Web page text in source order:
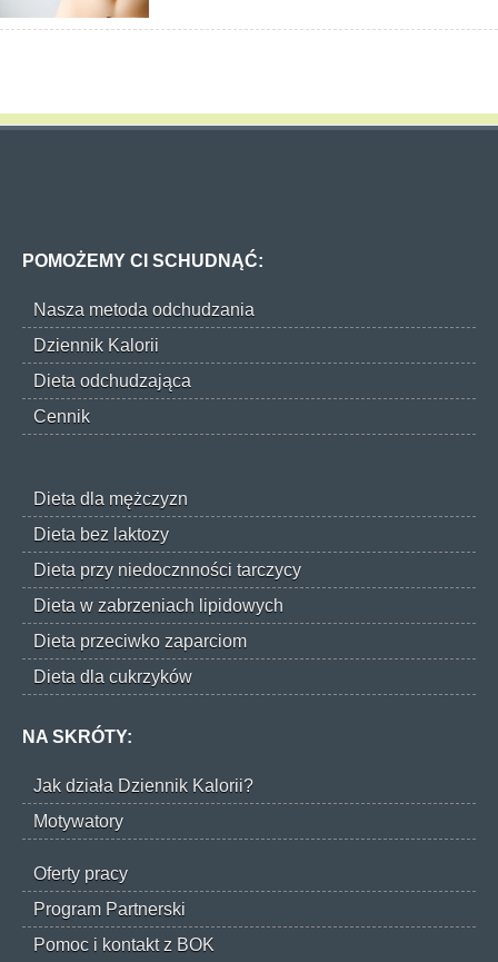
POMOŻEMY CI SCHUDNĄĆ:
Nasza metoda odchudzania
Dziennik Kalorii
Dieta odchudzająca
Cennik
Dieta dla mężczyzn
Dieta bez laktozy
Dieta przy niedocznności tarczycy
Dieta w zabrzeniach lipidowych
Dieta przeciwko zaparciom
Dieta dla cukrzyków
NA SKRÓTY:
Jak działa Dziennik Kalorii?
Motywatory
Oferty pracy
Program Partnerski
Pomoc i kontakt z BOK